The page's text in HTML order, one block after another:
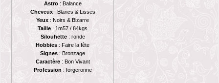
Astro: Balance
Cheveux: Blancs & Lisses
Yeux : Noirs & Bizarre
Taille : 1m57 / 84kgs
Silouhette: ronde
Hobbies : Faire la fête
Signes : Bronzage
Caractère: Bon Vivant
Profession: forgeronne